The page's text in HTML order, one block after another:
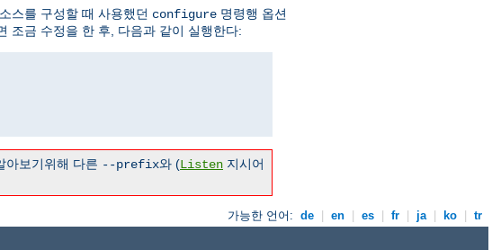
스를 구성할 때 사용했던 configure 명령행 옵션
조금 수정을 한 후, 다음과 같이 실행한다:
아보기위해 다른 --prefix와 (Listen 지시어
가능한 언어: de en es fr ja ko tr